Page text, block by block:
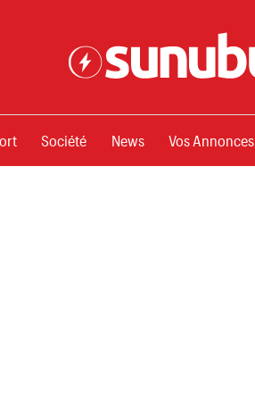
Société News Vos Annonces